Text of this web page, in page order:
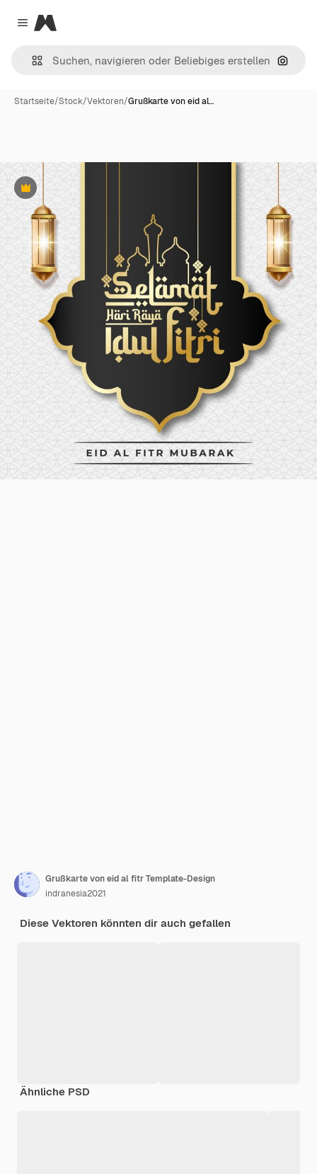
Close menu
Magnific
Nach
Startseite/Stock/Vektoren/Grußkarte von eid al…
Premium
Grußkarte von eid al fitr Template-Design
indranesia2021
Diese Vektoren könnten dir auch gefallen
Ähnliche PSD